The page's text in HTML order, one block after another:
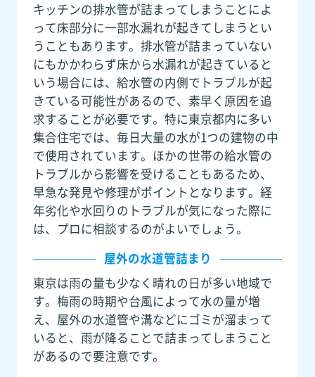
キッチンの排水管が詰まってしまうことによ
って床部分に一部水漏れが起きてしまうとい
うこともあります。排水管が詰まっていない
にもかかわらず床から水漏れが起きていると
いう場合には、給水管の内側でトラブルが起
きている可能性があるので、素早く原因を追
求することが必要です。特に東京都内に多い
集合住宅では、毎日大量の水が1つの建物の中
で使用されています。ほかの世帯の給水管の
トラブルから影響を受けることもあるため、
早急な発見や修理がポイントとなります。経
年劣化や水回りのトラブルが気になった際に
は、プロに相談するのがよいでしょう。
屋外の水道管詰まり
東京は雨の量も少なく晴れの日が多い地域で
す。梅雨の時期や台風によって水の量が増
え、屋外の水道管や溝などにゴミが溜まって
いると、雨が降ることで詰まってしまうこと
があるので要注意です。